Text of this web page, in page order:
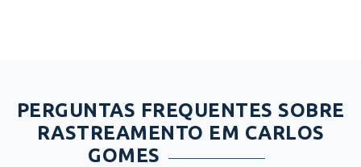
PERGUNTAS FREQUENTES SOBRE
RASTREAMENTO EM CARLOS
GOMES